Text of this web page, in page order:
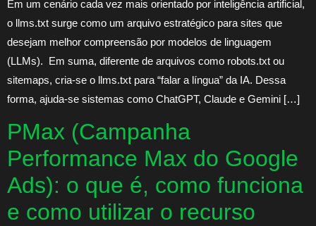
Em um cenário cada vez mais orientado por inteligência artificial,
o llms.txt surge como um arquivo estratégico para sites que
desejam melhor compreensão por modelos de linguagem
(LLMs). Em suma, diferente de arquivos como robots.txt ou
sitemaps, cria-se o llms.txt para “falar a língua” da IA. Dessa
forma, ajuda-se sistemas como ChatGPT, Claude e Gemini […]
PMax (Campanha
Performance Max do Google
Ads): o que é, como funciona
e como utilizar o recurso